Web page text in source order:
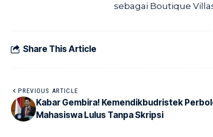
sebagai Boutique
Share This Article
PREVIOUS ARTICLE
Kabar Gembira! Kemendikbudristek
Mahasiswa Lulus Tanpa Skripsi